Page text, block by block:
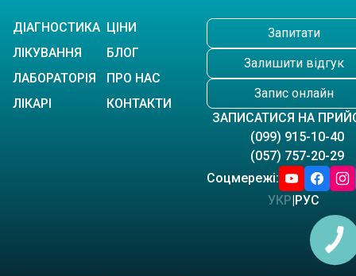
ДІАГНОСТИКА
ЛІКУВАННЯ
ЛАБОРАТОРІЯ
ЛІКАРІ
ЦІНИ
БЛОГ
ПРО НАС
КОНТАКТИ
Запитати
Залишити відгук
Запис онлайн
ЗАПИСАТИСЯ НА
(099) 915-10-40
(057) 757-20-29
Соцмережі:
УКР РУС
КНОПКА
ЗВ'ЯЗКУ